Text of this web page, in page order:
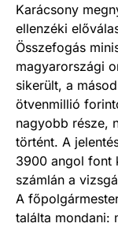
Karácsony
ellenzéki
Összefogás
magyarországi
sikerült, a
ötvenmillió
nagyobb része,
történt. A
3900 angol font
számlán a
A
találta mondani: